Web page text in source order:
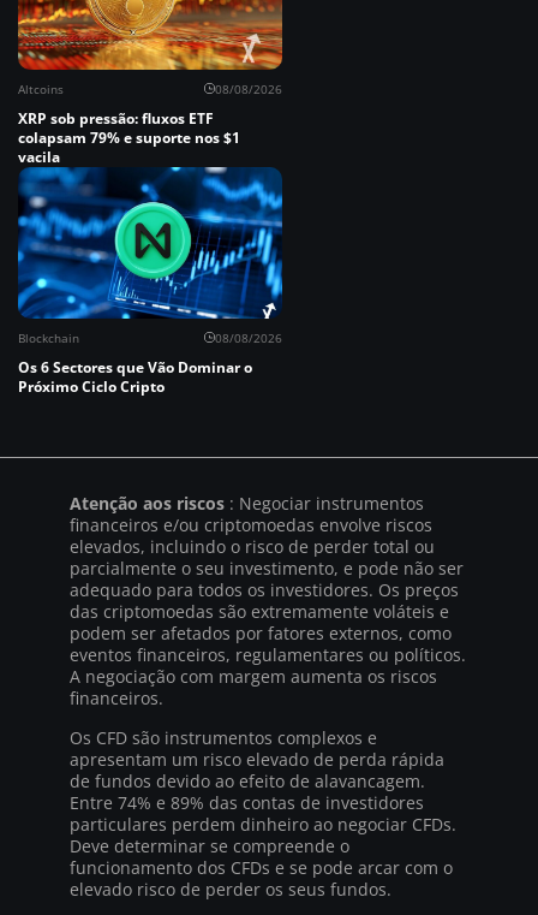
Altcoins 08/08/2026
XRP sob pressão: fluxos ETF
colapsam 79% e suporte nos $1
vacila
Blockchain 08/08/2026
Os 6 Sectores que Vão Dominar o
Próximo Ciclo Cripto
Atenção aos riscos : Negociar instrumentos
financeiros e/ou criptomoedas envolve riscos
elevados, incluindo o risco de perder total ou
parcialmente o seu investimento, e pode não ser
adequado para todos os investidores. Os preços
das criptomoedas são extremamente voláteis e
podem ser afetados por fatores externos, como
eventos financeiros, regulamentares ou políticos.
A negociação com margem aumenta os riscos
financeiros.
Os CFD são instrumentos complexos e
apresentam um risco elevado de perda rápida
de fundos devido ao efeito de alavancagem.
Entre 74% e 89% das contas de investidores
particulares perdem dinheiro ao negociar CFDs.
Deve determinar se compreende o
funcionamento dos CFDs e se pode arcar com o
elevado risco de perder os seus fundos.